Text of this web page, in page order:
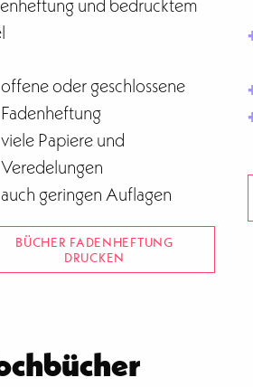
offene oder geschlossene
Fadenheftung
viele Papiere und
Veredelungen
auch geringen Auflagen
BÜCHER FADENHEFTUNG
DRUCKEN